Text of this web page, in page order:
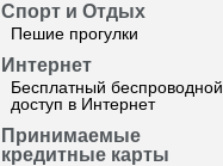
Спорт и Отдых
Пешие прогулки
Интернет
Бесплатный беспроводной
доступ в Интернет
Принимаемые
кредитные карты